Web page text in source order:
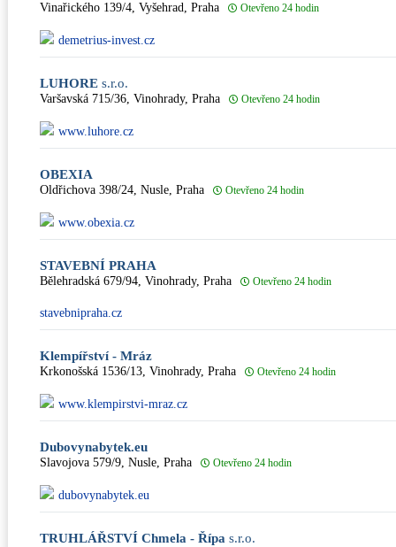
Vinařického 139/4, Vyšehrad, Praha Otevřeno 24 hodin
demetrius-invest.cz
LUHORE s.r.o.
Varšavská 715/36, Vinohrady, Praha Otevřeno 24 hodin
www.luhore.cz
OBEXIA
Oldřichova 398/24, Nusle, Praha Otevřeno 24 hodin
www.obexia.cz
STAVEBNÍ PRAHA
Bělehradská 679/94, Vinohrady, Praha Otevřeno 24 hodin
stavebnipraha.cz
Klempířství - Mráz
Krkonošská 1536/13, Vinohrady, Praha Otevřeno 24 hodin
www.klempirstvi-mraz.cz
Dubovynabytek.eu
Slavojova 579/9, Nusle, Praha Otevřeno 24 hodin
dubovynabytek.eu
TRUHLÁŘSTVÍ Chmela - Řípa s.r.o.